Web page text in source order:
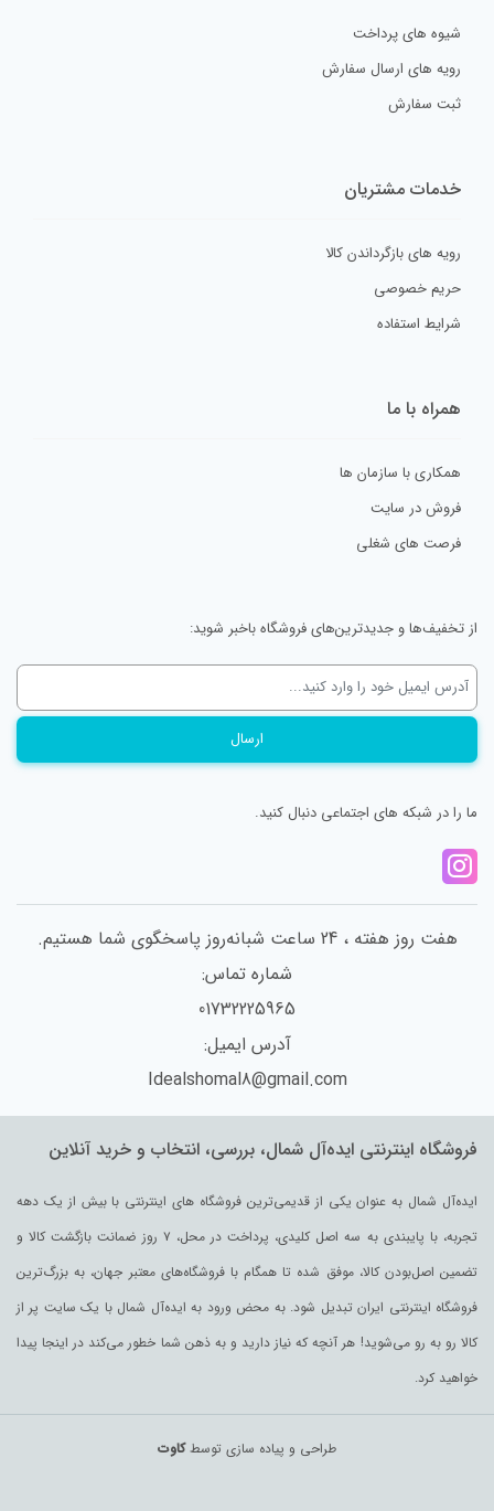
شیوه های پرداخت
رویه های ارسال سفارش
ثبت سفارش
خدمات مشتریان
رویه های بازگرداندن کالا
حریم خصوصی
شرایط استفاده
همراه با ما
همکاری با سازمان ها
فروش در سایت
فرصت های شغلی
از تخفیف‌ها و جدیدترین‌های فروشگاه باخبر شوید:
ما را در شبکه های اجتماعی دنبال کنید.
هفت روز هفته ، 24 ساعت شبانه‌روز پاسخگوی شما هستیم.
شماره تماس:
01732225965
آدرس ایمیل:
Idealshomal8@gmail.com
فروشگاه اینترنتی ایده‌آل شمال، بررسی، انتخاب و خرید آنلاین
ایده‌آل شمال به عنوان یکی از قدیمی‌ترین فروشگاه های اینترنتی با بیش از یک دهه
تجربه، با پایبندی به سه اصل کلیدی، پرداخت در محل، ۷ روز ضمانت بازگشت کالا و
تضمین اصل‌بودن کالا، موفق شده تا همگام با فروشگاه‌های معتبر جهان، به بزرگ‌ترین
فروشگاه اینترنتی ایران تبدیل شود. به محض ورود به ایده‌آل شمال با یک سایت پر از
کالا رو به رو می‌شوید! هر آنچه که نیاز دارید و به ذهن شما خطور می‌کند در اینجا پیدا
خواهید کرد.
طراحی و پیاده سازی توسطکاوت